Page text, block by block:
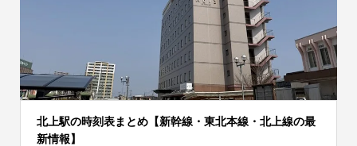
北上駅の時刻表まとめ【新幹線・東北本線・北上線の最
新情報】